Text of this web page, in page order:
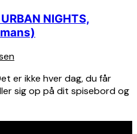
NIGHTS,
er ikke hver dag, du får
sig op på dit spisebord og